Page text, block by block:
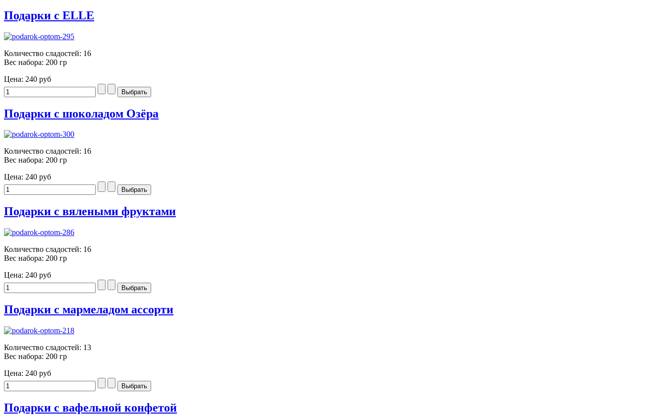
Подарки с ELLE
Количество сладостей: 16
Вес набора: 200 гр
Цена: 240 руб
Подарки с шоколадом Озёра
Количество сладостей: 16
Вес набора: 200 гр
Цена: 240 руб
Подарки с вялеными фруктами
Количество сладостей: 16
Вес набора: 200 гр
Цена: 240 руб
Подарки с мармеладом ассорти
Количество сладостей: 13
Вес набора: 200 гр
Цена: 240 руб
Подарки с вафельной конфетой